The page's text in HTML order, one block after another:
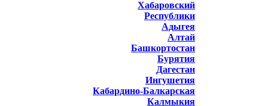
Хабаровский
Республики
Адыгея
Алтай
Башкортостан
Бурятия
Дагестан
Ингушетия
Кабардино-Балкарская
Калмыкия